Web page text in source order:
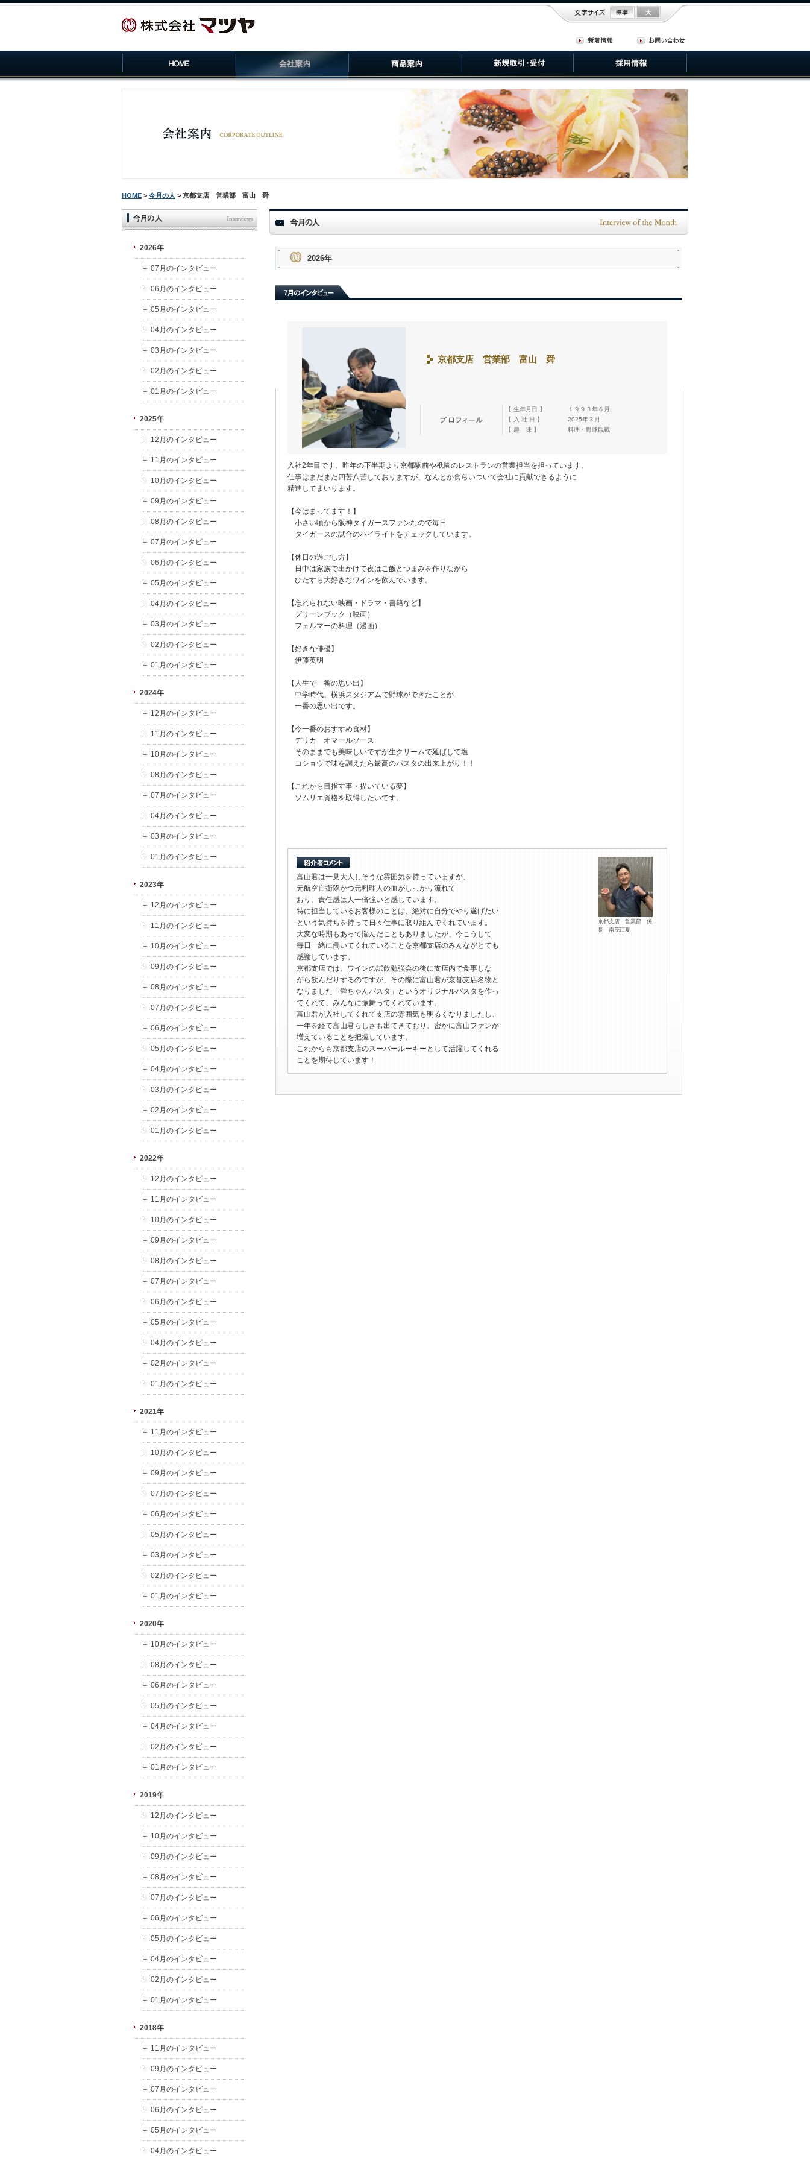
HOME > 今月の人 > 京都支店 営業部 富山 舜
2026年
京都支店 営業部 富山 舜
【 生年月日 】
１９９３年６月
【 入 社 日 】
2025年３月
【 趣 味 】
料理・野球観戦
入社2年目です。昨年の下半期より京都駅前や祇園のレストランの営業担当を担っています。
仕事はまだまだ四苦八苦しておりますが、なんとか食らいついて会社に貢献できるように
精進してまいります。
【今はまってます！】
小さい頃から阪神タイガースファンなので毎日
タイガースの試合のハイライトをチェックしています。
【休日の過ごし方】
日中は家族で出かけて夜はご飯とつまみを作りながら
ひたすら大好きなワインを飲んでいます。
【忘れられない映画・ドラマ・書籍など】
グリーンブック（映画）
フェルマーの料理（漫画）
【好きな俳優】
伊藤英明
【人生で一番の思い出】
中学時代、横浜スタジアムで野球ができたことが
一番の思い出です。
【今一番のおすすめ食材】
デリカ オマールソース
そのままでも美味しいですが生クリームで延ばして塩
コショウで味を調えたら最高のパスタの出来上がり！！
【これから目指す事・描いている夢】
ソムリエ資格を取得したいです。
京都支店 営業部 係
長 南茂江夏
富山君は一見大人しそうな雰囲気を持っていますが、
元航空自衛隊かつ元料理人の血がしっかり流れて
おり、責任感は人一倍強いと感じています。
特に担当しているお客様のことは、絶対に自分でやり遂げたい
という気持ちを持って日々仕事に取り組んでくれています。
大変な時期もあって悩んだこともありましたが、今こうして
毎日一緒に働いてくれていることを京都支店のみんながとても
感謝しています。
京都支店では、ワインの試飲勉強会の後に支店内で食事しな
がら飲んだりするのですが、その際に富山君が京都支店名物と
なりました「舜ちゃんパスタ」というオリジナルパスタを作っ
てくれて、みんなに振舞ってくれています。
富山君が入社してくれて支店の雰囲気も明るくなりましたし、
一年を経て富山君らしさも出てきており、密かに富山ファンが
増えていることを把握しています。
これからも京都支店のスーパールーキーとして活躍してくれる
ことを期待しています！
2026年
07月のインタビュー
06月のインタビュー
05月のインタビュー
04月のインタビュー
03月のインタビュー
02月のインタビュー
01月のインタビュー
2025年
12月のインタビュー
11月のインタビュー
10月のインタビュー
09月のインタビュー
08月のインタビュー
07月のインタビュー
06月のインタビュー
05月のインタビュー
04月のインタビュー
03月のインタビュー
02月のインタビュー
01月のインタビュー
2024年
12月のインタビュー
11月のインタビュー
10月のインタビュー
08月のインタビュー
07月のインタビュー
04月のインタビュー
03月のインタビュー
01月のインタビュー
2023年
12月のインタビュー
11月のインタビュー
10月のインタビュー
09月のインタビュー
08月のインタビュー
07月のインタビュー
06月のインタビュー
05月のインタビュー
04月のインタビュー
03月のインタビュー
02月のインタビュー
01月のインタビュー
2022年
12月のインタビュー
11月のインタビュー
10月のインタビュー
09月のインタビュー
08月のインタビュー
07月のインタビュー
06月のインタビュー
05月のインタビュー
04月のインタビュー
02月のインタビュー
01月のインタビュー
2021年
11月のインタビュー
10月のインタビュー
09月のインタビュー
07月のインタビュー
06月のインタビュー
05月のインタビュー
03月のインタビュー
02月のインタビュー
01月のインタビュー
2020年
10月のインタビュー
08月のインタビュー
06月のインタビュー
05月のインタビュー
04月のインタビュー
02月のインタビュー
01月のインタビュー
2019年
12月のインタビュー
10月のインタビュー
09月のインタビュー
08月のインタビュー
07月のインタビュー
06月のインタビュー
05月のインタビュー
04月のインタビュー
02月のインタビュー
01月のインタビュー
2018年
11月のインタビュー
09月のインタビュー
07月のインタビュー
06月のインタビュー
05月のインタビュー
04月のインタビュー